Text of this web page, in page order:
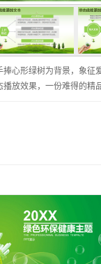
心形绿树为背景，象
放效果，一份难得的精